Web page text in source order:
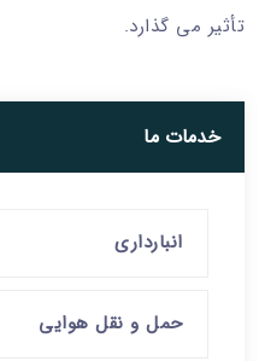
خدمات ما
انبارداری
حمل و نقل هوایی
تأثیر می گذارد.